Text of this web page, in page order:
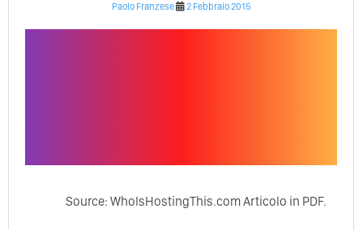
Paolo Franzese 2 Febbraio 2015
Source: WhoIsHostingThis.com Articolo in PDF.